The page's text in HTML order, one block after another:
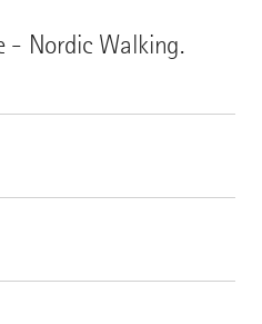
- Nordic Walking.